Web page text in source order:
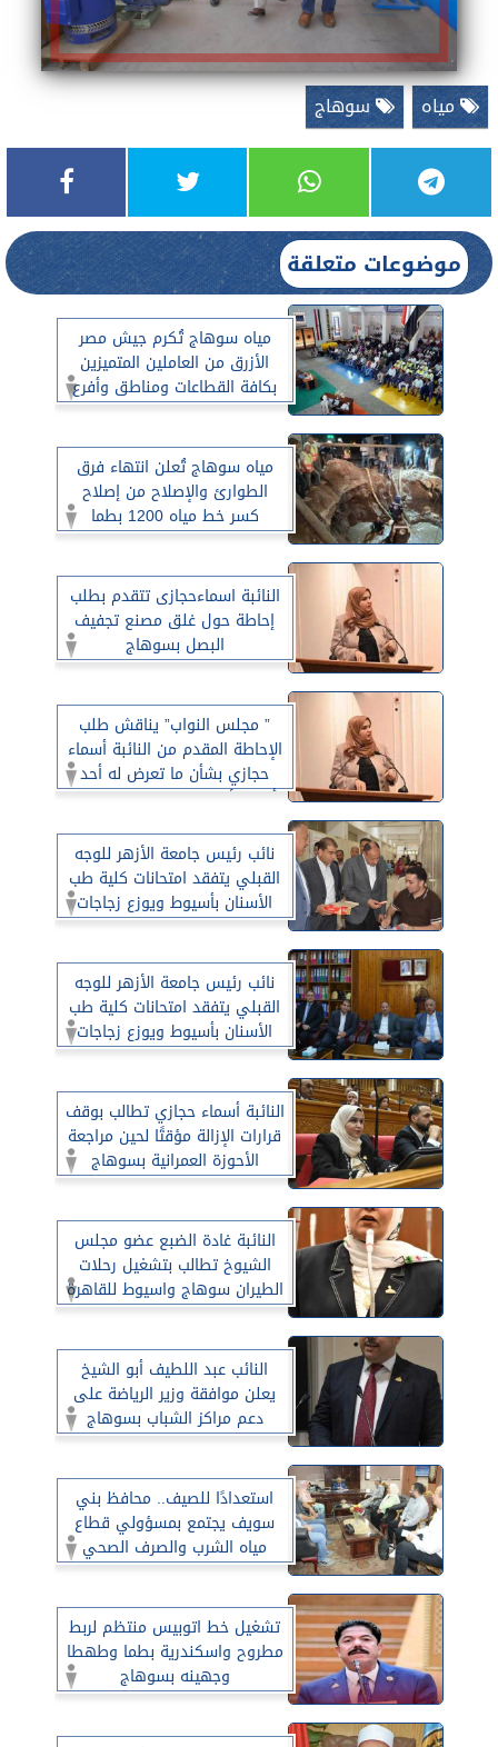
مياه سوهاج
موضوعات متعلقة
مياه سوهاج تُكرم جيش مصر
الأزرق من العاملين المتميزين
بكافة القطاعات ومناطق وأفرع
الشركة
مياه سوهاج تُعلن انتهاء فرق
الطوارئ والإصلاح من إصلاح
كسر خط مياه 1200 بطما
وتسريب خط طرد صرف صحي
النائبة اسماءحجازى تتقدم بطلب
إحاطة حول غلق مصنع تجفيف
البصل بسوهاج
” مجلس النواب” يناقش طلب
الإحاطة المقدم من النائبة أسماء
حجازي بشأن ما تعرض له أحد
أهم الأصول الصناعية بمحافظة
نائب رئيس جامعة الأزهر للوجه
القبلي يتفقد امتحانات كلية طب
الأسنان بأسيوط ويوزع زجاجات
المياه والبسكويت على الطلاب
نائب رئيس جامعة الأزهر للوجه
القبلي يتفقد امتحانات كلية طب
الأسنان بأسيوط ويوزع زجاجات
المياه والبسكويت على الطلاب
النائبة أسماء حجازي تطالب بوقف
قرارات الإزالة مؤقتًا لحين مراجعة
الأحوزة العمرانية بسوهاج
النائبة غادة الضبع عضو مجلس
الشيوخ تطالب بتشغيل رحلات
الطيران سوهاج واسيوط للقاهرة
والعكس.
النائب عبد اللطيف أبو الشيخ
يعلن موافقة وزير الرياضة على
دعم مراكز الشباب بسوهاج
استعدادًا للصيف.. محافظ بني
سويف يجتمع بمسؤولي قطاع
مياه الشرب والصرف الصحي
لاستعراض حلول النقاط الساخنة
تشغيل خط اتوبيس منتظم لربط
مطروح واسكندرية بطما وطهطا
وجهينه بسوهاج